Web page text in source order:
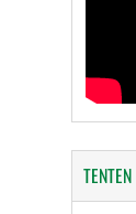
TENTEN